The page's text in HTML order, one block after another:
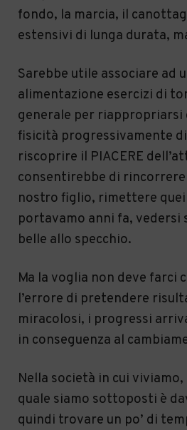
fondo, la marcia, il
estensivi di lunga durata,
Sarebbe utile associare ad
alimentazione esercizi di
generale per riappropriarsi
fisicità progressivamente
riscoprire il PIACERE
consentirebbe di rincorrere
nostro figlio, rimettere
portavamo anni fa, vedersi
belle allo specchio.
Ma la voglia non deve farci
l’errore di pretendere
miracolosi, i progressi
in conseguenza al
Nella società in cui
quale siamo sottoposti è
quindi trovare un po’ di